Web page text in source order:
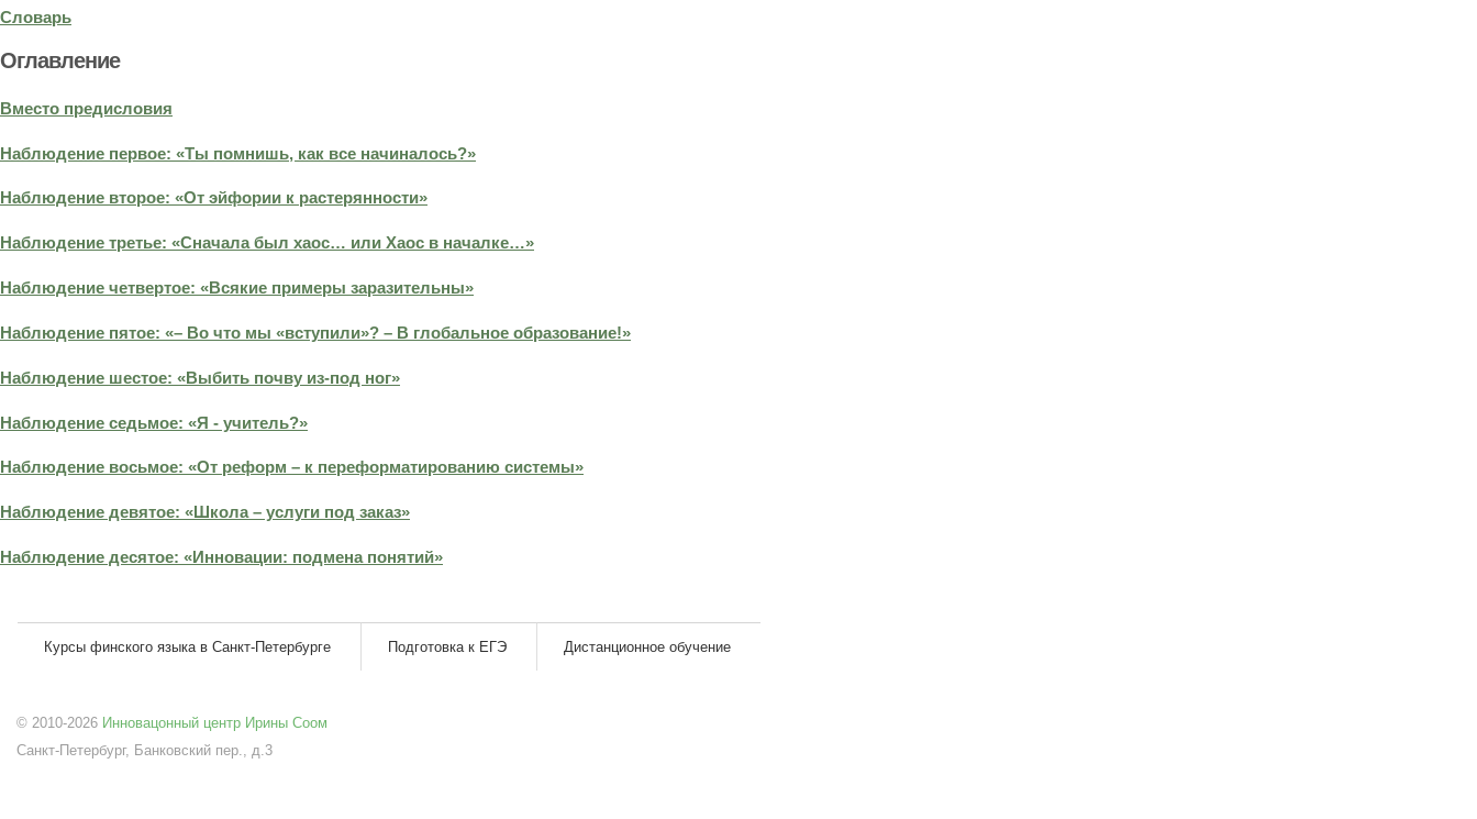
Словарь
Оглавление
Вместо предисловия
Наблюдение первое: «Ты помнишь, как все начиналось?»
Наблюдение второе: «От эйфории к растерянности»
Наблюдение третье: «Сначала был хаос… или Хаос в началке…»
Наблюдение четвертое: «Всякие примеры заразительны»
Наблюдение пятое: «– Во что мы «вступили»? – В глобальное образование!»
Наблюдение шестое: «Выбить почву из-под ног»
Наблюдение седьмое: «Я - учитель?»
Наблюдение восьмое: «От реформ – к переформатированию системы»
Наблюдение девятое: «Школа – услуги под заказ»
Наблюдение десятое: «Инновации: подмена понятий»
Курсы финского языка в Санкт-Петербурге Подготовка к ЕГЭ Дистанционное обучение
© 2010-2026 Инновацонный центр Ирины Соом
Санкт-Петербург, Банковский пер., д.3